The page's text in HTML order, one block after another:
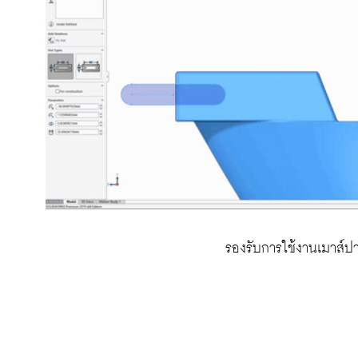
รองรับการใช้งานเมาส์ป